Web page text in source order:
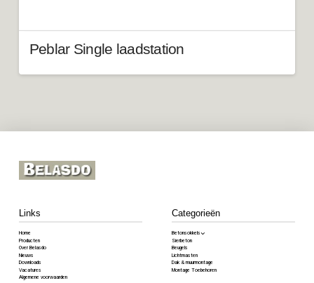
Peblar Single laadstation
Links
Home
Producten
Over Belasdo
Nieuws
Downloads
Vacatures
Algemene voorwaarden
Categorieën
Betonsokkels
Sierbeton
Beugels
Lichtmasten
Dak & muurmontage
Montage Toebehoren